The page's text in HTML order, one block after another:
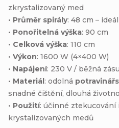
zkrystalizovaný med
• Průměr spirály: 48 cm –
• Ponořitelná výška: 90 cm
• Celková výška: 110 cm
• Výkon: 1600 W (4×400 W)
• Napájení: 230 V / běžná
• Materiál: odolná
snadné čištění, dlouhá
• Použití: účinné ztekucování
krystalizovaných medů